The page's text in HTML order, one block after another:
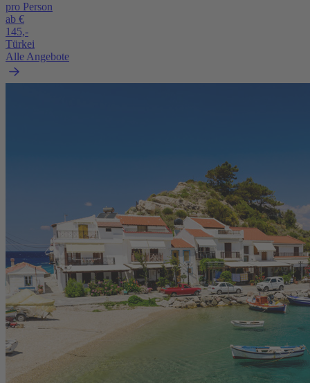
pro Person
ab €
145,-
Türkei
Alle Angebote